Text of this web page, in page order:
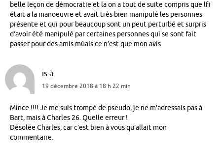
belle leçon de démocratie et la on a tout de suite compris que lfi
était a la manoeuvre et avait très bien manipulé les personnes
présente et qui pour beaucoup sont un peut perturbé et surpris
d’avoir été manipulé par certaines personnes qui se sont fait
passer pour des amis mùais ce n’est que mon avis
is à
19 décembre 2018 à 18 h 22 min
Mince !!!! Je me suis trompé de pseudo, je ne m’adressais pas à
Bart, mais à Charles 26. Quelle erreur !
Désolée Charles, car c’est bien à vous qu’allait mon
commentaire.